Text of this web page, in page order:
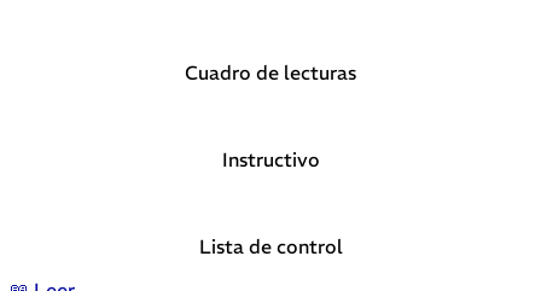
Cuadro de lecturas
Instructivo
Lista de control